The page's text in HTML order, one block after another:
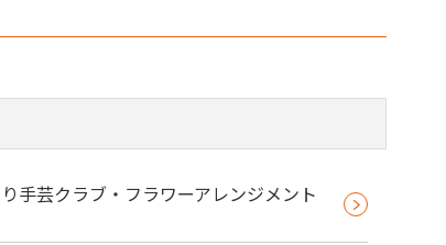
手芸クラブ・フラワーアレンジメント